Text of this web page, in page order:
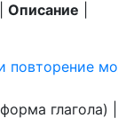
Описание
повторение
глагола) |